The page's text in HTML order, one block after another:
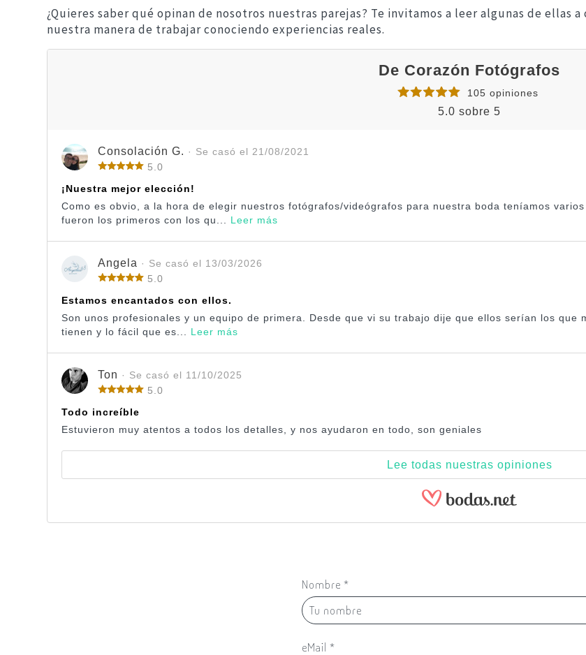
¿Quieres saber qué opinan de nosotros nuestras parejas? Te invitamos a leer algunas de
nuestra manera de trabajar conociendo experiencias reales.
De Corazón Fotógrafos
105 opiniones
5.0 sobre 5
Consolación G. · Se casó el 21/08/2021
5.0
¡Nuestra mejor elección!
Como es obvio, a la hora de elegir nuestros fotógrafos/videógrafos para nuestra boda teníamos
fueron los primeros con los qu... Leer más
Angela · Se casó el 13/03/2026
5.0
Estamos encantados con ellos.
Son unos profesionales y un equipo de primera. Desde que vi su trabajo dije que ellos serían los que
tienen y lo fácil que es... Leer más
Ton · Se casó el 11/10/2025
5.0
Todo increíble
Estuvieron muy atentos a todos los detalles, y nos ayudaron en todo, son geniales
Lee todas nuestras opiniones
Nombre *
eMail *